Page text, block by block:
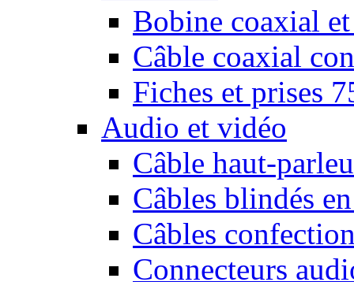
Bobine coaxial
Câble coaxial
Fiches et prises
Audio et vidéo
Câble haut-
Câbles blindés
Câbles
Connecteurs